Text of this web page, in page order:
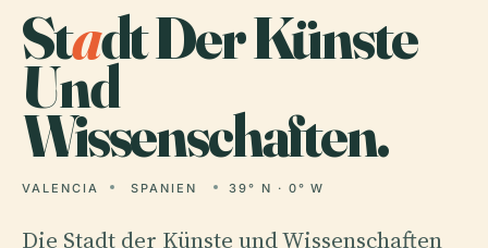
Stadt Der Künste
Und
Wissenschaften.
VALENCIA SPANIEN 39° N · 0° W
Die Stadt der Künste und Wissenschaften